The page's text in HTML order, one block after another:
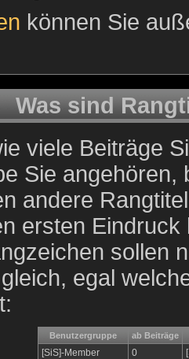
können Sie
Was sind
viele Beiträge
Sie
andere
ersten
sollen
egal
Benutzergruppe ab Beiträge
[SiS]-Member 0